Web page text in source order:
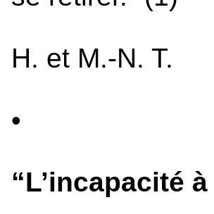
H. et M.-N. T.
•
“L’incapacité